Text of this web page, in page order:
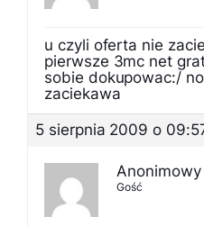
u czyli oferta nie
pierwsze 3mc net
sobie dokupowac:/
zaciekawa
5 sierpnia 2009 o
Anonimowy
Gość